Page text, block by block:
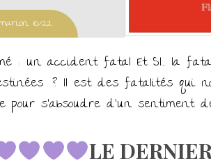
10/22
: un accident fatal Et SI… la
? Il est des fatalités qui
pour s’absoudre d’un sentiment
LE